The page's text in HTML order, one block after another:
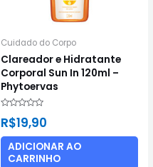
Cuidado do Corpo
Clareador e Hidratante
Corporal Sun In 120ml –
Phytoervas
0
5
R$19,90
ADICIONAR AO
CARRINHO